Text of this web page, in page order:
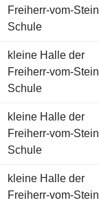
Freiherr-vom-Stein
Schule
kleine Halle der
Freiherr-vom-Stein
Schule
kleine Halle der
Freiherr-vom-Stein
Schule
kleine Halle der
Freiherr-vom-Stein